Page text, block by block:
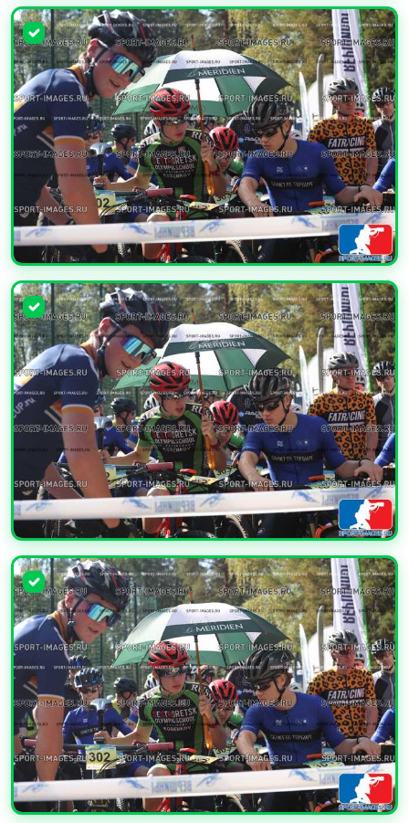
УВЕЛИЧИТЬ
УВЕЛИЧИТЬ
УВЕЛИЧИТЬ